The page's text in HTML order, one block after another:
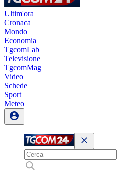
Ultim'ora
Cronaca
Mondo
Economia
TgcomLab
Televisione
TgcomMag
Video
Schede
Sport
Meteo